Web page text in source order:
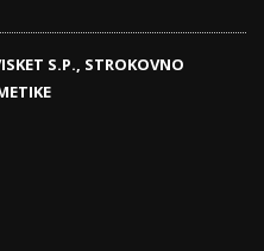
S.P., STROKOVNO